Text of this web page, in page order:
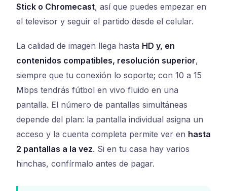
Stick o Chromecast, así que puedes empezar en
el televisor y seguir el partido desde el celular.
La calidad de imagen llega hasta HD y, en
contenidos compatibles, resolución superior,
siempre que tu conexión lo soporte; con 10 a 15
Mbps tendrás fútbol en vivo fluido en una
pantalla. El número de pantallas simultáneas
depende del plan: la pantalla individual asigna un
acceso y la cuenta completa permite ver en hasta
2 pantallas a la vez. Si en tu casa hay varios
hinchas, confírmalo antes de pagar.